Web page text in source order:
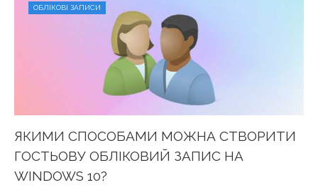
ОБЛІКОВІ ЗАПИСИ
ЯКИМИ СПОСОБАМИ МОЖНА СТВОРИТИ
ГОСТЬОВУ ОБЛІКОВИЙ ЗАПИС НА
WINDOWS 10?